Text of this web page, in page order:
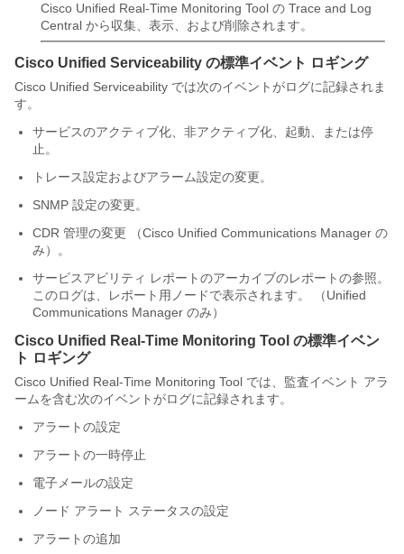
Cisco Unified Real-Time Monitoring Tool の Trace and Log
Central から収集、表示、および削除されます。
Cisco Unified Serviceability の標準イベント ロギング
Cisco Unified Serviceability では次のイベントがログに記録されま
す。
サービスのアクティブ化、非アクティブ化、起動、または停
止。
トレース設定およびアラーム設定の変更。
SNMP 設定の変更。
CDR 管理の変更 （Cisco Unified Communications Manager の
み）。
サービスアビリティ レポートのアーカイブのレポートの参照。
このログは、レポート用ノードで表示されます。 （Unified
Communications Manager のみ）
Cisco Unified Real-Time Monitoring Tool の標準イベン
ト ロギング
Cisco Unified Real-Time Monitoring Tool では、監査イベント アラ
ームを含む次のイベントがログに記録されます。
アラートの設定
アラートの一時停止
電子メールの設定
ノード アラート ステータスの設定
アラートの追加